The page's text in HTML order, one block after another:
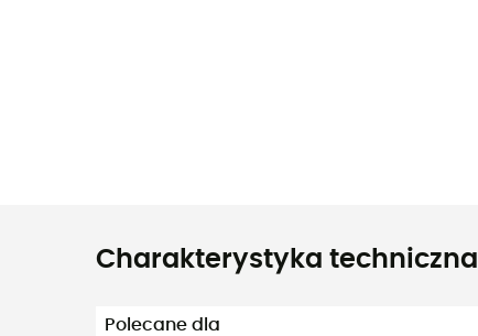
Charakterystyka techniczna
Polecane dla